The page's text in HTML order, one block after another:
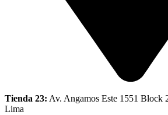
Tienda 23: Av. Angamos Este 1551 Block
Lima